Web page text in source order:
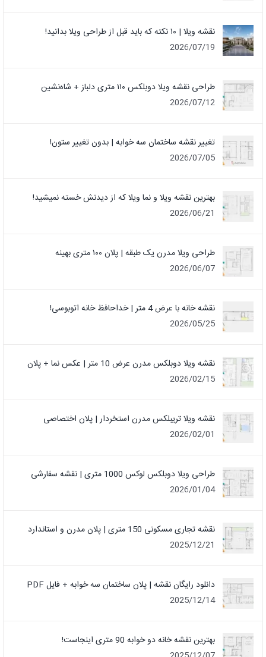
نقشه ویلا | ۱۰ نکته که باید قبل از طراحی ویلا بدانید!
2026/07/19
طراحی نقشه ویلا دوبلکس ۱۱۰ متری دلباز + شاه‌نشین
2026/07/12
تغییر نقشه ساختمان سه خوابه | بدون تغییر ستون!
2026/07/05
بهترین نقشه ویلا و نما ویلا که از دیدنش خسته نمیشید!
2026/06/21
طراحی ویلا مدرن یک‌ طبقه | پلان ۱۰۰ متری بهینه
2026/06/07
نقشه خانه با عرض 4 متر | خداحافظ خانه‌ اتوبوسی!
2026/05/25
نقشه ویلا دوبلکس مدرن عرض 10 متر | عکس نما + پلان
2026/02/15
نقشه ویلا تریبلکس مدرن استخردار | پلان اختصاصی
2026/02/01
طراحی ویلا دوبلکس لوکس 1000 متری | نقشه سفارشی
2026/01/04
نقشه تجاری مسکونی 150 متری | پلان مدرن و استاندارد
2025/12/21
دانلود رایگان نقشه | پلان ساختمان سه خوابه + فایل PDF
2025/12/14
بهترین نقشه خانه دو خوابه 90 متری اینجاست!